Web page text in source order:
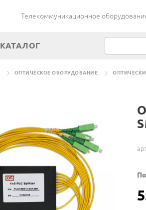
Телекоммуникационное
КАТАЛОГ
ОПТИЧЕСКОЕ ОБОРУДОВАНИЕ